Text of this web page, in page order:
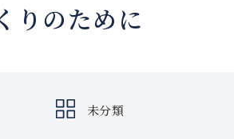
りのために
未分類